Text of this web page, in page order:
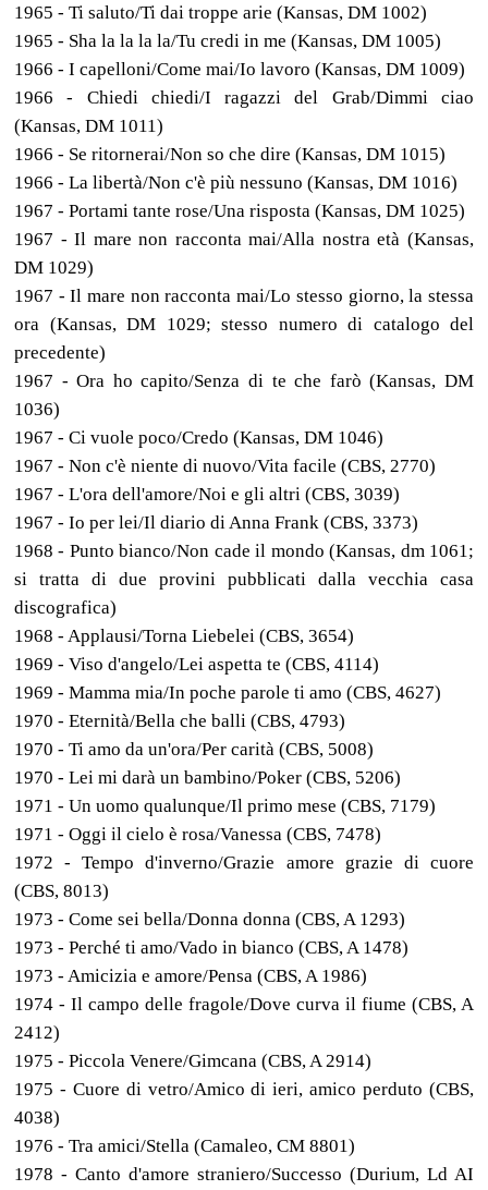
1965 - Ti saluto/Ti dai troppe arie (Kansas, DM 1002)
1965 - Sha la la la la/Tu credi in me (Kansas, DM 1005)
1966 - I capelloni/Come mai/Io lavoro (Kansas, DM 1009)
1966 - Chiedi chiedi/I ragazzi del Grab/Dimmi ciao
(Kansas, DM 1011)
1966 - Se ritornerai/Non so che dire (Kansas, DM 1015)
1966 - La libertà/Non c'è più nessuno (Kansas, DM 1016)
1967 - Portami tante rose/Una risposta (Kansas, DM 1025)
1967 - Il mare non racconta mai/Alla nostra età (Kansas,
DM 1029)
1967 - Il mare non racconta mai/Lo stesso giorno, la stessa
ora (Kansas, DM 1029; stesso numero di catalogo del
precedente)
1967 - Ora ho capito/Senza di te che farò (Kansas, DM
1036)
1967 - Ci vuole poco/Credo (Kansas, DM 1046)
1967 - Non c'è niente di nuovo/Vita facile (CBS, 2770)
1967 - L'ora dell'amore/Noi e gli altri (CBS, 3039)
1967 - Io per lei/Il diario di Anna Frank (CBS, 3373)
1968 - Punto bianco/Non cade il mondo (Kansas, dm 1061;
si tratta di due provini pubblicati dalla vecchia casa
discografica)
1968 - Applausi/Torna Liebelei (CBS, 3654)
1969 - Viso d'angelo/Lei aspetta te (CBS, 4114)
1969 - Mamma mia/In poche parole ti amo (CBS, 4627)
1970 - Eternità/Bella che balli (CBS, 4793)
1970 - Ti amo da un'ora/Per carità (CBS, 5008)
1970 - Lei mi darà un bambino/Poker (CBS, 5206)
1971 - Un uomo qualunque/Il primo mese (CBS, 7179)
1971 - Oggi il cielo è rosa/Vanessa (CBS, 7478)
1972 - Tempo d'inverno/Grazie amore grazie di cuore
(CBS, 8013)
1973 - Come sei bella/Donna donna (CBS, A 1293)
1973 - Perché ti amo/Vado in bianco (CBS, A 1478)
1973 - Amicizia e amore/Pensa (CBS, A 1986)
1974 - Il campo delle fragole/Dove curva il fiume (CBS, A
2412)
1975 - Piccola Venere/Gimcana (CBS, A 2914)
1975 - Cuore di vetro/Amico di ieri, amico perduto (CBS,
4038)
1976 - Tra amici/Stella (Camaleo, CM 8801)
1978 - Canto d'amore straniero/Successo (Durium, Ld AI